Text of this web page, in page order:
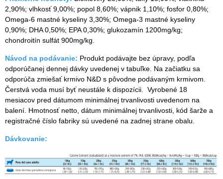
2,90%; vlhkosť 9,00%; popol 8,60%; vápnik 1,10%; fosfor 0,80%;
Omega-6 mastné kyseliny 3,30%; Omega-3 mastné kyseliny
0,90%; DHA 0,50%; EPA 0,30%; glukozamín 1200mg/kg;
chondroitín sulfát 900mg/kg.
Návod na podávanie: Produkt podávajte bez úpravy, podľa
odporúčanej dennej dávky uvedenej v tabuľke. Na začiatku sa
odporúča zmiešať krmivo N&D s pôvodne podávaným krmivom.
Čerstvá voda musí byť neustále k dispozícii. Vyrobené 18
mesiacov pred dátumom minimálnej trvanlivosti uvedenom na
balení. Hmotnosť netto, dátum minimálnej trvanlivosti, kód šarže a
registračné číslo fabriky sú uvedené na zadnej strane obalu.
Dávkovanie: